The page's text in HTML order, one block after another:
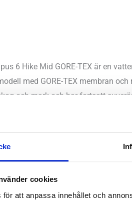
cookies
att anpassa innehållet och
6 Hike Mid GORE-TEX är en
med GORE-TEX membran
och mark och har fortsatt
av för hackor, med hela
Normal, bred
Normala, höga, låga
Häl 33 mm – Framfot 33 mm